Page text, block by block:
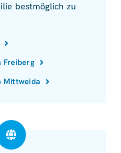
bestmöglich zu
Freiberg
Mittweida